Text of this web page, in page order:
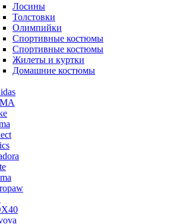
Лосины
Толстовки
Олимпийки
Спортивные костюмы
Спортивные костюмы
Жилеты и куртки
Домашние костюмы